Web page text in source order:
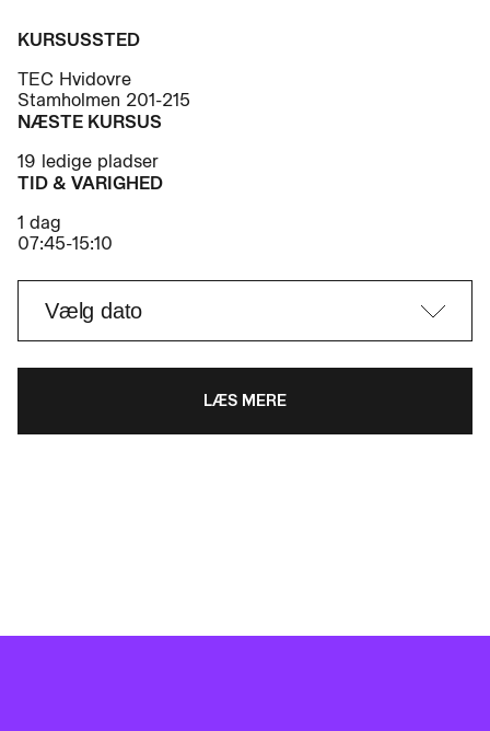
KURSUSSTED
TEC Hvidovre
Stamholmen 201-215
NÆSTE KURSUS
19 ledige pladser
TID & VARIGHED
1 dag
07:45-15:10
LÆS MERE